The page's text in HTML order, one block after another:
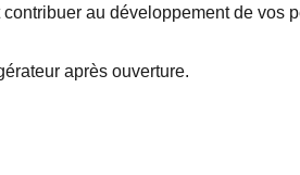
au développement de vos
après ouverture.